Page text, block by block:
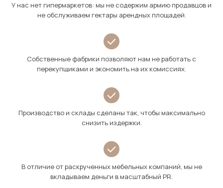
У нас нет гипермаркетов: мы не содержим армию продавцов и
не обслуживаем гектары арендных площадей.
Собственные фабрики позволяют нам не работать с
перекупщиками и экономить на их комиссиях.
Производство и склады сделаны так, чтобы максимально
снизить издержки.
В отличие от раскрученных мебельных компаний, мы не
вкладываем деньги в масштабный PR.